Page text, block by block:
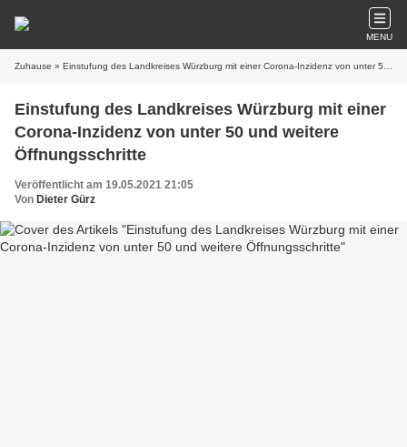
MENU
Zuhause » Einstufung des Landkreises Würzburg mit einer Corona-Inzidenz von unter 50 und weitere Öffnungsschritte
Einstufung des Landkreises Würzburg mit einer
Corona-Inzidenz von unter 50 und weitere
Öffnungsschritte
Veröffentlicht am 19.05.2021 21:05
Von Dieter Gürz